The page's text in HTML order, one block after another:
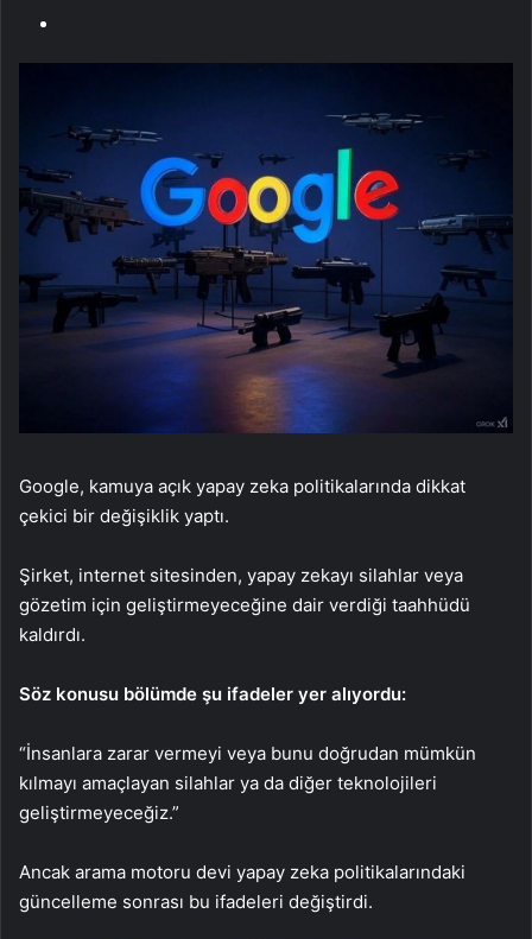
Google, kamuya açık yapay zeka politikalarında dikkat
çekici bir değişiklik yaptı.
Şirket, internet sitesinden, yapay zekayı silahlar veya
gözetim için geliştirmeyeceğine dair verdiği taahhüdü
kaldırdı.
Söz konusu bölümde şu ifadeler yer alıyordu:
“İnsanlara zarar vermeyi veya bunu doğrudan mümkün
kılmayı amaçlayan silahlar ya da diğer teknolojileri
geliştirmeyeceğiz.”
Ancak arama motoru devi yapay zeka politikalarındaki
güncelleme sonrası bu ifadeleri değiştirdi.